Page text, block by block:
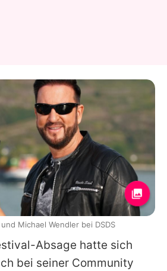
Absage hatte sich
bei seiner Community
Michael Wendler bei DSDS